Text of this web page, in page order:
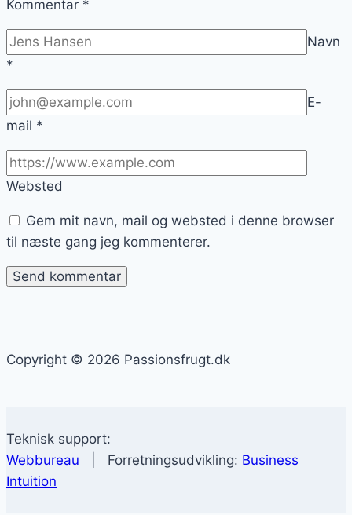
Kommentar *
Navn
*
E-
mail *
Websted
Gem mit navn, mail og websted i denne browser
til næste gang jeg kommenterer.
Copyright © 2026 Passionsfrugt.dk
Teknisk support:
Webbureau | Forretningsudvikling: Business
Intuition